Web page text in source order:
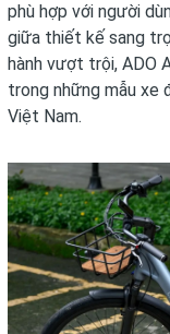
phù hợp với người
giữa thiết kế sang
hành vượt trội, ADO
trong những mẫu
Việt Nam.